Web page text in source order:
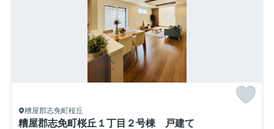
糟屋郡志免町桜丘
糟屋郡志免町桜丘１丁目２号棟 戸建て